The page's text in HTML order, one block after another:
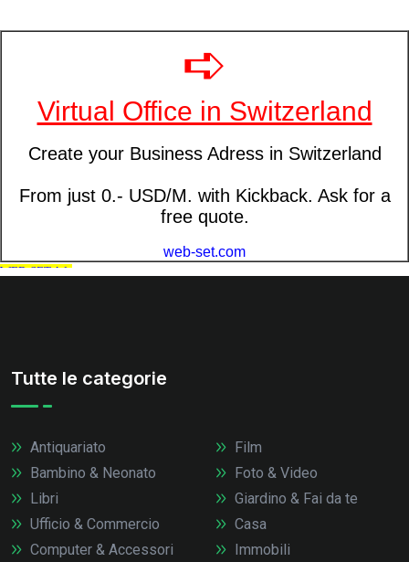
Tutte le categorie
Antiquariato
Bambino & Neonato
Libri
Ufficio & Commercio
Computer & Accessori
Film
Foto & Video
Giardino & Fai da te
Casa
Immobili